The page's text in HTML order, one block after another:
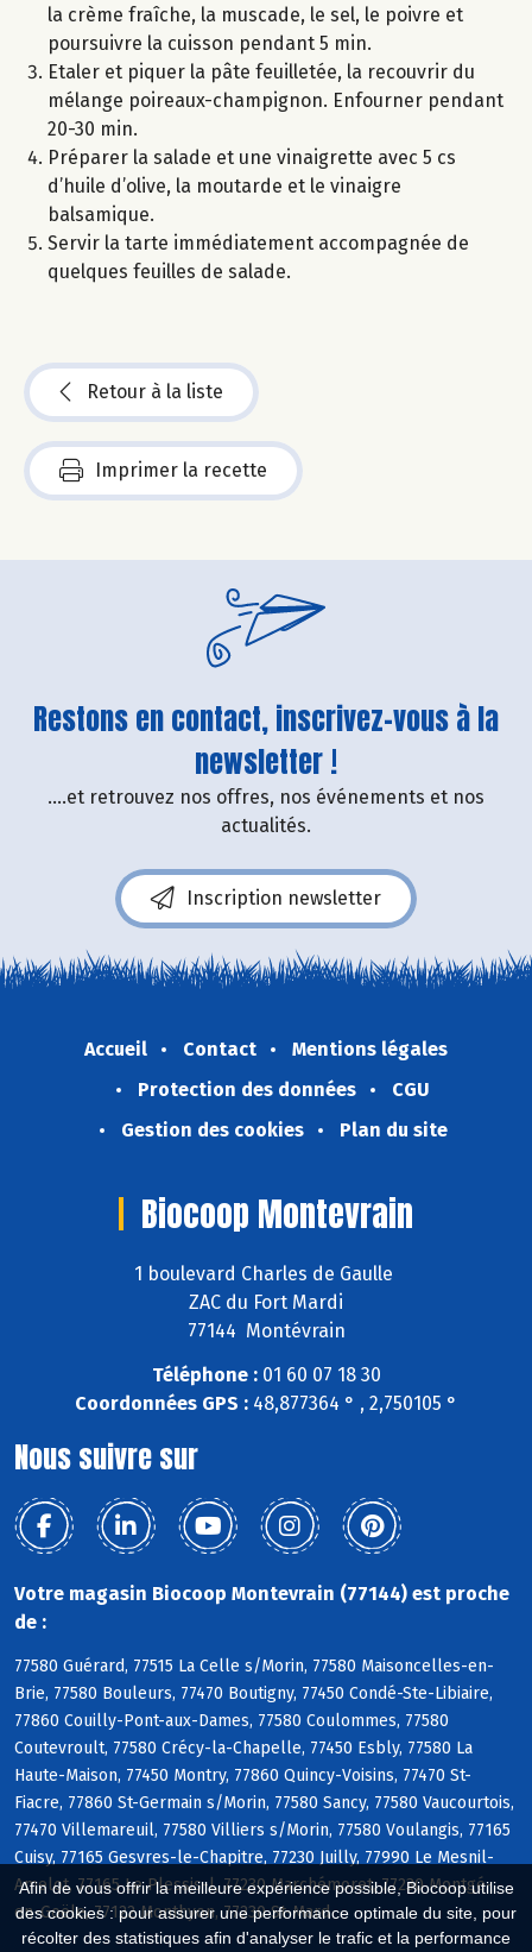
Afin de vous offrir la meilleure expérience possible, Biocoop utilise
des cookies : pour assurer une performance optimale du site, pour
récolter des statistiques afin d'analyser le trafic et la performance
la crème fraîche, la muscade, le sel, le poivre et
poursuivre la cuisson pendant 5 min.
Etaler et piquer la pâte feuilletée, la recouvrir du
mélange poireaux-champignon. Enfourner pendant
20-30 min.
Préparer la salade et une vinaigrette avec 5 cs
d’huile d’olive, la moutarde et le vinaigre
balsamique.
Servir la tarte immédiatement accompagnée de
quelques feuilles de salade.
Retour à la liste
Imprimer la recette
Restons en contact, inscrivez-vous à la
newsletter !
....et retrouvez nos offres, nos événements et nos
actualités.
Inscription newsletter
Accueil Contact
Mentions légales
Protection des données
CGU
Gestion des cookies
Plan du site
Biocoop Montevrain
1 boulevard Charles de Gaulle
ZAC du Fort Mardi
77144 Montévrain
Téléphone :01 60 07 18 30
Coordonnées GPS : 48,877364 ° , 2,750105 °
Nous suivre sur
Votre magasin Biocoop Montevrain (77144) est proche
de :
77580 Guérard, 77515 La Celle s/Morin, 77580 Maisoncelles-en-
Brie, 77580 Bouleurs, 77470 Boutigny, 77450 Condé-Ste-Libiaire,
77860 Couilly-Pont-aux-Dames, 77580 Coulommes, 77580
Coutevroult, 77580 Crécy-la-Chapelle, 77450 Esbly, 77580 La
Haute-Maison, 77450 Montry, 77860 Quincy-Voisins, 77470 St-
Fiacre, 77860 St-Germain s/Morin, 77580 Sancy, 77580 Vaucourtois,
77470 Villemareuil, 77580 Villiers s/Morin, 77580 Voulangis, 77165
Cuisy, 77165 Gesvres-le-Chapitre, 77230 Juilly, 77990 Le Mesnil-
Amelot, 77165 Le Plessis-l, 77230 Marchémoret, 77230 Montgé-
en-Goële, 77122 Monthyon, 77230 St-Mard